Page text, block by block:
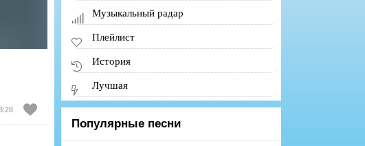
Музыкальный радар
Плейлист
История
Лучшая
Популярные песни